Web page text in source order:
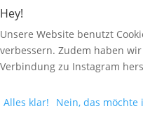
Hey!
Unsere Website benutzt
verbessern. Zudem haben
Verbindung zu Instagram
Alles klar!
Nein, das möchte